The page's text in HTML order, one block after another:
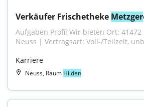
Verkäufer Frischetheke Metzger
Aufgaben Profil Wir bieten Ort: 41472
Neuss | Vertragsart: Voll-/Teilzeit,
Karriere
Neuss, Raum Hilden